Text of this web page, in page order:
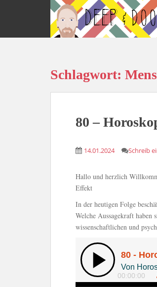
p
Schlagwort:
80 –
14.01.2024 Schreib
Hallo und herzlich
Effekt
In der heutigen Folge
Welche Aussagekraft haben
wissenschaftlichen und